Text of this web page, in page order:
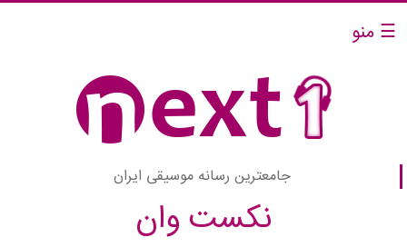
☰ منو
جامعترین رسانه موسیقی ایران
نکست وان